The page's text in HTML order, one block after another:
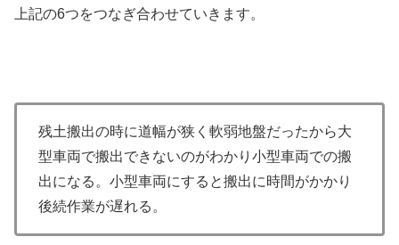
上記の6つをつなぎ合わせていきます。
残土搬出の時に道幅が狭く軟弱地盤だったから大
型車両で搬出できないのがわかり小型車両での搬
出になる。小型車両にすると搬出に時間がかかり
後続作業が遅れる。